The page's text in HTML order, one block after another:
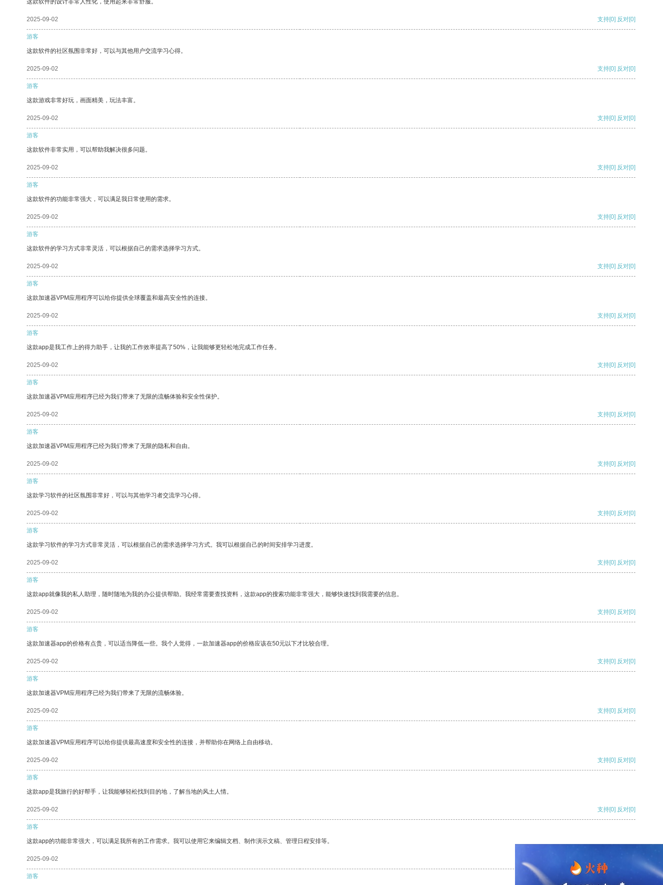
这款软件的设计非常人性化，使用起来非常舒服。
2025-09-02 支持[0] 反对[0]
游客
这款软件的社区氛围非常好，可以与其他用户交流学习心得。
2025-09-02 支持[0] 反对[0]
游客
这款游戏非常好玩，画面精美，玩法丰富。
2025-09-02 支持[0] 反对[0]
游客
这款软件非常实用，可以帮助我解决很多问题。
2025-09-02 支持[0] 反对[0]
游客
这款软件的功能非常强大，可以满足我日常使用的需求。
2025-09-02 支持[0] 反对[0]
游客
这款软件的学习方式非常灵活，可以根据自己的需求选择学习方式。
2025-09-02 支持[0] 反对[0]
游客
这款加速器VPM应用程序可以给你提供全球覆盖和最高安全性的连接。
2025-09-02 支持[0] 反对[0]
游客
这款app是我工作上的得力助手，让我的工作效率提高了50%，让我能够更轻松地完成工作任务。
2025-09-02 支持[0] 反对[0]
游客
这款加速器VPM应用程序已经为我们带来了无限的流畅体验和安全性保护。
2025-09-02 支持[0] 反对[0]
游客
这款加速器VPM应用程序已经为我们带来了无限的隐私和自由。
2025-09-02 支持[0] 反对[0]
游客
这款学习软件的社区氛围非常好，可以与其他学习者交流学习心得。
2025-09-02 支持[0] 反对[0]
游客
这款学习软件的学习方式非常灵活，可以根据自己的需求选择学习方式。我可以根据自己的时间安排学习进度。
2025-09-02 支持[0] 反对[0]
游客
这款app就像我的私人助理，随时随地为我的办公提供帮助。我经常需要查找资料，这款app的搜索功能非常强大，能够快速找到我需要的信息。
2025-09-02 支持[0] 反对[0]
游客
这款加速器app的价格有点贵，可以适当降低一些。我个人觉得，一款加速器app的价格应该在50元以下才比较合理。
2025-09-02 支持[0] 反对[0]
游客
这款加速器VPM应用程序已经为我们带来了无限的流畅体验。
2025-09-02 支持[0] 反对[0]
游客
这款加速器VPM应用程序可以给你提供最高速度和安全性的连接，并帮助你在网络上自由移动。
2025-09-02 支持[0] 反对[0]
游客
这款app是我旅行的好帮手，让我能够轻松找到目的地，了解当地的风土人情。
2025-09-02 支持[0] 反对[0]
游客
这款app的功能非常强大，可以满足我所有的工作需求。我可以使用它来编辑文档、制作演示文稿、管理日程安排等。
2025-09-02
游客